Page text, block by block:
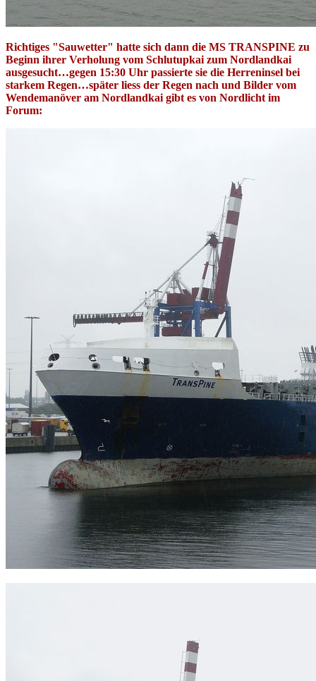
Richtiges "Sauwetter" hatte sich dann die MS TRANSPINE zu
Beginn ihrer Verholung vom Schlutupkai zum Nordlandkai
ausgesucht…gegen 15:30 Uhr passierte sie die Herreninsel bei
starkem Regen…später liess der Regen nach und Bilder vom
Wendemanöver am Nordlandkai gibt es von Nordlicht im
Forum: